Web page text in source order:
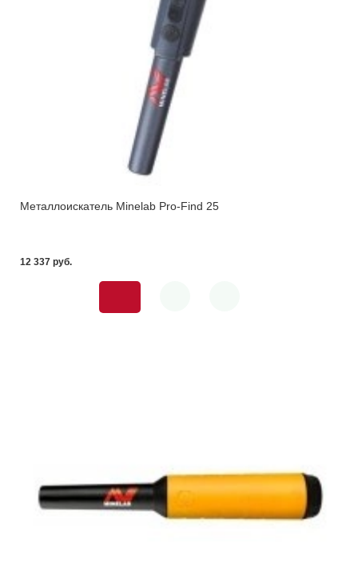
Металлоискатель Minelab Pro-Find 25
12 337 pуб.